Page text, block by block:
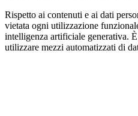
Rispetto ai contenuti e ai dati
vietata ogni utilizzazione
intelligenza artificiale generativa.
utilizzare mezzi automatizzati di